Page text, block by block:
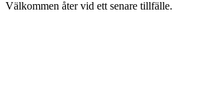
Välkommen åter vid ett senare tillfälle.